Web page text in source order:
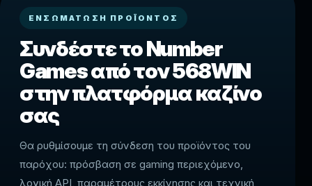
ΕΝΣΩΜΆΤΩΣΗ ΠΡΟΪΌΝΤΟΣ
Συνδέστε το Number
Games από τον 568WIN
στην πλατφόρμα καζίνο
σας
Θα ρυθμίσουμε τη σύνδεση του προϊόντος του
παρόχου: πρόσβαση σε gaming περιεχόμενο,
λογική API, παραμέτρους εκκίνησης και τεχνική